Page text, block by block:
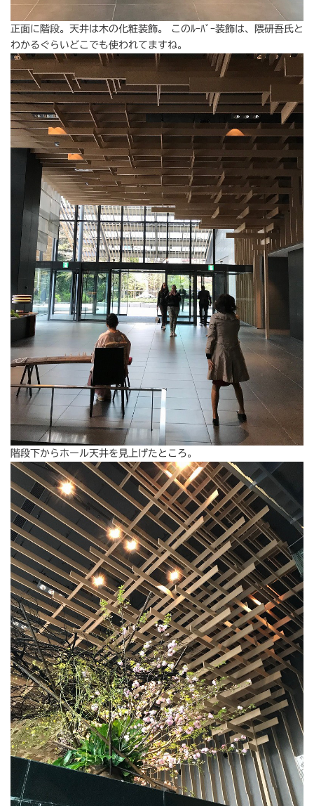
正面に階段。天井は木の化粧装飾。 このﾙｰﾊﾞｰ装飾は、隈研吾氏と
わかるぐらいどこでも使われてますね。
階段下からホール天井を見上げたところ。